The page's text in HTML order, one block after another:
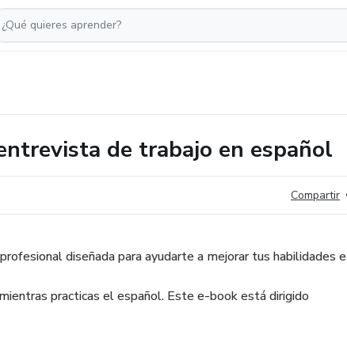
de trabajo en español
Compartir
diseñada para ayudarte a mejorar tus habilidades e
practicas el español. Este e-book está dirigido